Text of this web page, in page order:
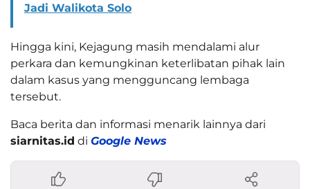
Jadi Walikota Solo
Hingga kini, Kejagung masih mendalami alur
perkara dan kemungkinan keterlibatan pihak lain
dalam kasus yang mengguncang lembaga
tersebut.
Baca berita dan informasi menarik lainnya dari
siarnitas.id di Google News